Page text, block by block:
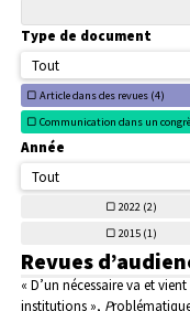
Type de document
Tout
Article dans des revues (4)
Communication dans un
Année
Tout
2022 (2)
2015 (1)
Revues
« D’un nécessaire va et
institutions », P